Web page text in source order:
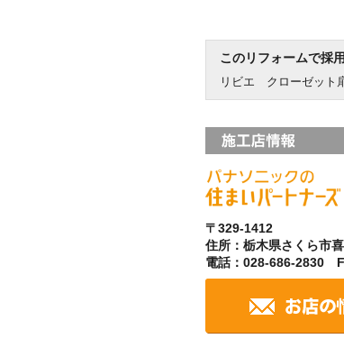
このリフォームで採
リビエ クローゼット
〒329-1412
住所：栃木県さくら市
電話：028-686-2830